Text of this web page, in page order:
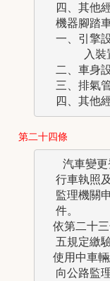
四、其他
機器腳踏
一、引擎
入裝
二、車身
三、排氣
四、其他
第二十四條
汽車變更
行車執照
監理機關
  件。
依第二十三
五規定繳
使用中車輛
向公路監